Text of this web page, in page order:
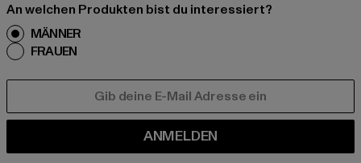
An welchen Produkten bist du interessiert?
MÄNNER
FRAUEN
ANMELDEN